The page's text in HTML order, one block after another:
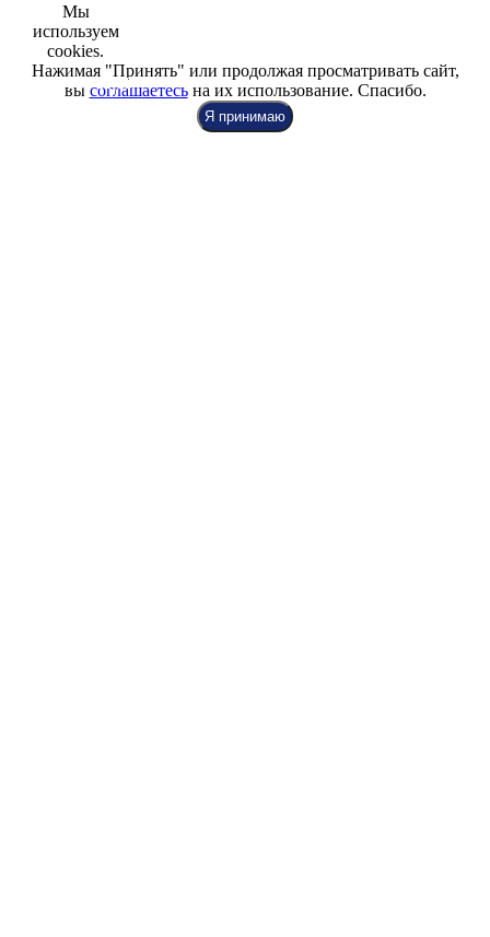
+7 (812) 942-00-99
+7 (812) 918-80-40
+7 (812) 926-86-86
Мы
используем
cookies.
Нажимая "Принять" или продолжая просматривать сайт,
вы соглашаетесьна их использование. Спасибо.
Я принимаю